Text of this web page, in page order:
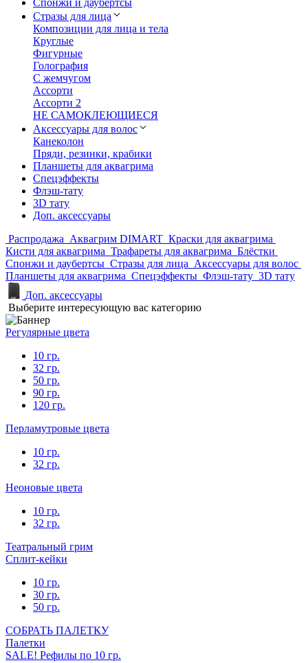
Спонжи и даубертсы
Стразы для лица
Композиции для лица и тела
Круглые
Фигурные
Голография
С жемчугом
Ассорти
Ассорти 2
НЕ САМОКЛЕЮЩИЕСЯ
Аксессуары для волос
Канеколон
Пряди, резинки, крабики
Планшеты для аквагрима
Спецэффекты
Флэш-тату
3D тату
Доп. аксессуары
Распродажа Аквагрим DIMART Краски для аквагрима
Кисти для аквагрима Трафареты для аквагрима Блёстки
Спонжи и даубертсы Стразы для лица Аксессуары для волос
Планшеты для аквагрима Спецэффекты Флэш-тату 3D тату
Доп. аксессуары
Выберите интересующую вас категорию
Регулярные цвета
10 гр.
32 гр.
50 гр.
90 гр.
120 гр.
Перламутровые цвета
10 гр.
32 гр.
Неоновые цвета
10 гр.
32 гр.
Театральный грим
Сплит-кейки
10 гр.
30 гр.
50 гр.
СОБРАТЬ ПАЛЕТКУ
Палетки
SALE! Рефилы по 10 гр.